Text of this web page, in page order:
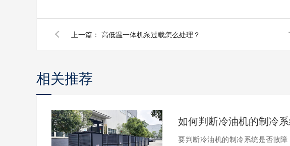
上一篇： 高低温一体机泵过载怎么处理？
相关推荐
要判断冷油机的制冷系统是否故障